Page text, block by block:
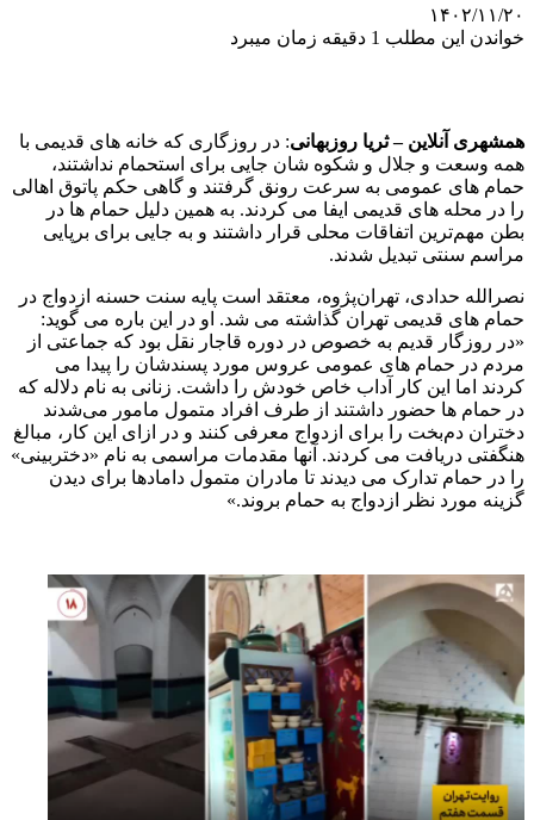
۱۴۰۲/۱۱/۲۰
خواندن این مطلب 1 دقیقه زمان میبرد
همشهری آنلاین – ثریا روزبهانی: در روزگاری که خانه های قدیمی با
همه وسعت و جلال و شکوه شان جایی برای استحمام نداشتند،
حمام های عمومی به سرعت رونق گرفتند و گاهی حکم پاتوق اهالی
را در محله های قدیمی ایفا می کردند. به همین دلیل حمام ها در
بطن مهم‌ترین اتفاقات محلی قرار داشتند و به جایی برای برپایی
مراسم سنتی تبدیل شدند.
نصرالله حدادی، تهران‌پژوه، معتقد است پایه سنت حسنه ازدواج در
حمام های قدیمی تهران گذاشته می شد. او در این باره می گوید:
«در روزگار قدیم به خصوص در دوره قاجار نقل بود که جماعتی از
مردم در حمام های عمومی عروس مورد پسندشان را پیدا می
کردند اما این کار آداب خاص خودش را داشت. زنانی به نام دلاله که
در حمام ها حضور داشتند از طرف افراد متمول مامور می‌شدند
دختران دم‌بخت را برای ازدواج معرفی کنند و در ازای این کار، مبالغ
هنگفتی دریافت می کردند. آنها مقدمات مراسمی به نام «دختربینی»
را در حمام تدارک می دیدند تا مادران متمول دامادها برای دیدن
گزینه مورد نظر ازدواج به حمام بروند.»